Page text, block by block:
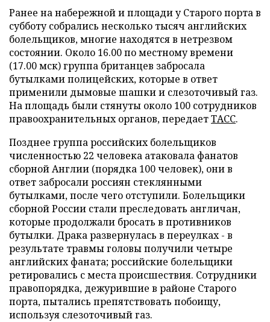
Ранее на набережной и площади у Старого порта в
субботу собрались несколько тысяч английских
болельщиков, многие находятся в нетрезвом
состоянии. Около 16.00 по местному времени
(17.00 мск) группа британцев забросала
бутылками полицейских, которые в ответ
применили дымовые шашки и слезоточивый газ.
На площадь были стянуты около 100 сотрудников
правоохранительных органов, передаетТАСС.
Позднее группа российских болельщиков
численностью 22 человека атаковала фанатов
сборной Англии (порядка 100 человек), они в
ответ забросали россиян стеклянными
бутылками, после чего отступили. Болельщики
сборной России стали преследовать англичан,
которые продолжали бросать в противников
бутылки. Драка развернулась в переулках - в
результате травмы головы получили четыре
английских фаната; российские болельщики
ретировались с места происшествия. Сотрудники
правопорядка, дежурившие в районе Старого
порта, пытались препятствовать побоищу,
используя слезоточивый газ.